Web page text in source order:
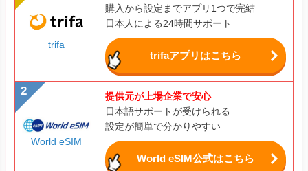
trifa
購入から設定までアプリ1つで完結
日本人による24時間サポート
trifaアプリはこちら
World eSIM
提供元が上場企業で安心
日本語サポートが受けられる
設定が簡単で分かりやすい
World eSIM公式はこちら